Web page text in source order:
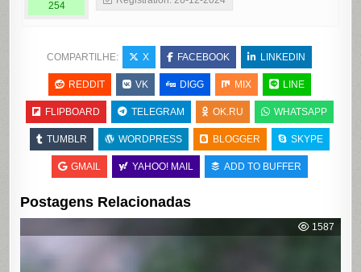
254
COMPARTILHE: X FACEBOOK LINKEDIN
REDDIT VK DIGG MIX LINE
FLIPBOARD TELEGRAM OK.RU WHATSAPP
TUMBLR WORDPRESS BLOGGER SKYPE
GMAIL YAHOO! MAIL ADD TO BUFFER
Postagens Relacionadas
1587